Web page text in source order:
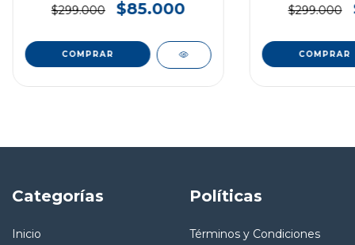
$299.000
$85.000 $299.000
Categorías
Inicio
Políticas
Términos y Condiciones